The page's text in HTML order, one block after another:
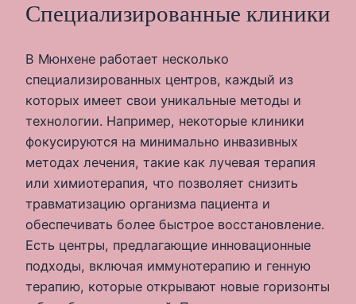
Специализированные клиники
В Мюнхене работает несколько
специализированных центров, каждый из
которых имеет свои уникальные методы и
технологии. Например, некоторые клиники
фокусируются на минимально инвазивных
методах лечения, такие как лучевая терапия
или химиотерапия, что позволяет снизить
травматизацию организма пациента и
обеспечивать более быстрое восстановление.
Есть центры, предлагающие инновационные
подходы, включая иммунотерапию и генную
терапию, которые открывают новые горизонты